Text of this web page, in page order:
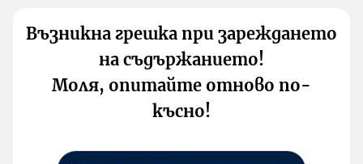
Възникна грешка при зареждането
на съдържанието!
Моля, опитайте отново по-
късно!